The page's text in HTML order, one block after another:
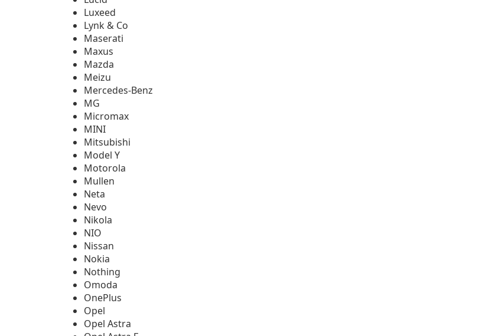
Luxeed
Lynk & Co
Maserati
Maxus
Mazda
Meizu
Mercedes-Benz
MG
Micromax
MINI
Mitsubishi
Model Y
Motorola
Mullen
Neta
Nevo
Nikola
NIO
Nissan
Nokia
Nothing
Omoda
OnePlus
Opel
Opel Astra